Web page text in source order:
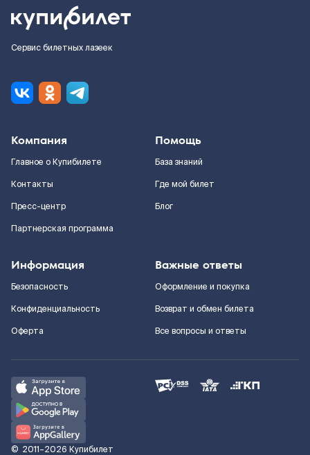
Сервис билетных лазеек
Компания
Главное о Купибилете
Контакты
Пресс-центр
Партнерская программа
Помощь
База знаний
Где мой билет
Блог
Информация
Безопасность
Конфиденциальность
Оферта
Важные ответы
Оформление и покупка
Возврат и обмен билета
Все вопросы и ответы
© 2011–2026 Купибилет